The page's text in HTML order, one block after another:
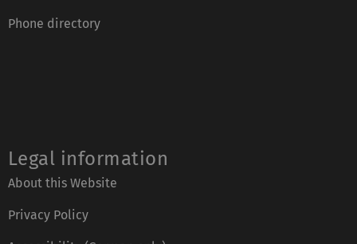
Phone directory
Legal information
About this Website
Privacy Policy